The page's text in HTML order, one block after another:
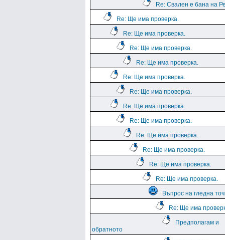
Re: Свален е бана на
Re: Ще има проверка.
Re: Ще има проверка.
Re: Ще има проверка.
Re: Ще има проверка.
Re: Ще има проверка.
Re: Ще има проверка.
Re: Ще има проверка.
Re: Ще има проверка.
Re: Ще има проверка.
Re: Ще има проверка.
Re: Ще има проверка.
Re: Ще има проверка.
Въпрос на гледна
Re: Ще има
Предполагам и
обратното